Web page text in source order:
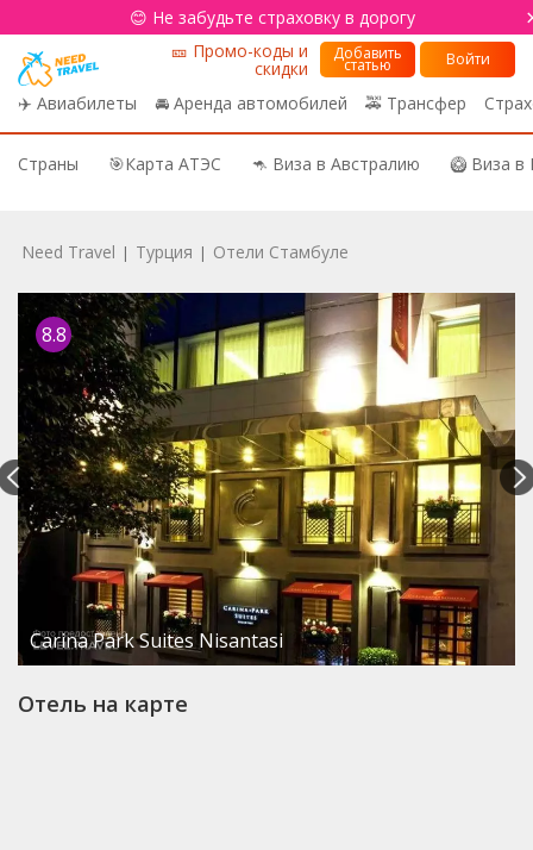
😊 Не забудьте страховку в дорогу
✈️ Авиабилеты 🚘 Аренда автомобилей 🚕 Трансфер
🎫 Промо-коды и
скидки
Добавить
статью Войти
Страны 🎯Карта АТЭС 🦘 Виза в Австралию 🥝 Виза
Need Travel | Турция | Отели Стамбуле
8.8
Carina Park Suites Nisantasi
Отель на карте